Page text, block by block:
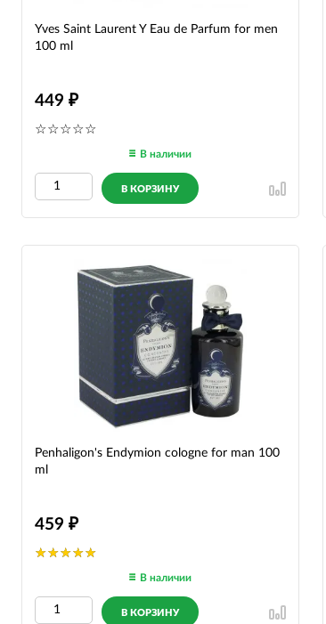
Yves Saint Laurent Y Eau de Parfum for men
100 ml
449
В наличии
В КОРЗИНУ
Penhaligon's Endymion cologne for man 100
ml
459
В наличии
В КОРЗИНУ